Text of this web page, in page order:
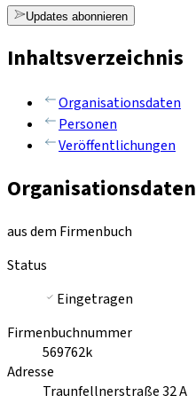
Updates abonnieren
Inhaltsverzeichnis
Organisationsdaten
Personen
Veröffentlichungen
Organisationsdaten
aus dem Firmenbuch
Status
Eingetragen
Firmenbuchnummer
569762k
Adresse
Traunfellnerstraße 32 A